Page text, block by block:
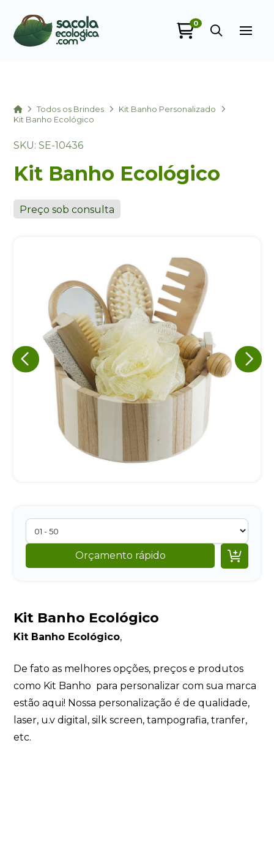
0
HomeTodos os Brindes
Kit Banho Personalizado
Kit Banho Ecológico
SKU: SE-10436
Kit Banho Ecológico
Preço sob consulta
Orçamento rápido 
Kit Banho Ecológico
Kit Banho Ecológico,
De fato as melhores opções, preços e produtos
como Kit Banho para personalizar com sua marca
estão aqui! Nossa personalização é de qualidade,
laser, u.v digital, silk screen, tampografia, tranfer,
etc.
Eu concordo em receber comunicações.
A nossa empresa está comprometida a proteger e respeitar
sua privacidade, utilizaremos seus dados apenas para fins
de marketing. Você pode alterar suas preferências a
qualquer momento.
Iniciar conversa